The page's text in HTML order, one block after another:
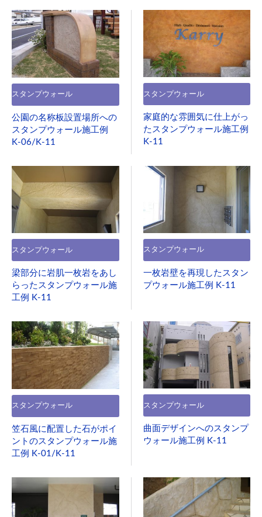
スタンプウォール
公園の名称板設置場所への
スタンプウォール施工例
K-06/K-11
スタンプウォール
家庭的な雰囲気に仕上がっ
たスタンプウォール施工例
K-11
スタンプウォール
梁部分に岩肌一枚岩をあし
らったスタンプウォール施
工例 K-11
スタンプウォール
一枚岩壁を再現したスタン
プウォール施工例 K-11
スタンプウォール
笠石風に配置した石がポイ
ントのスタンプウォール施
工例 K-01/K-11
スタンプウォール
曲面デザインへのスタンプ
ウォール施工例 K-11